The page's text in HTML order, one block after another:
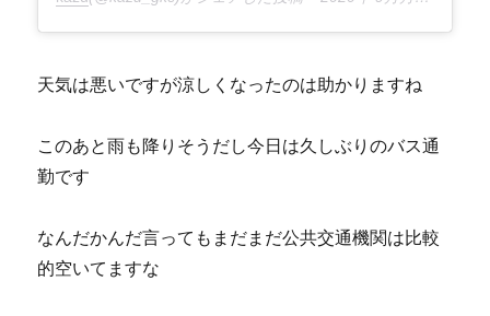
天気は悪いですが涼しくなったのは助かりますね
このあと雨も降りそうだし今日は久しぶりのバス通
勤です
なんだかんだ言ってもまだまだ公共交通機関は比較
的空いてますな